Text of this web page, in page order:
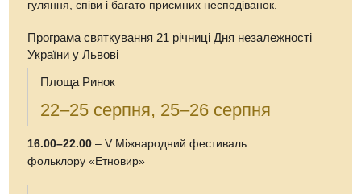
гуляння, співи і багато приємних несподіванок.
Програма святкування 21 річниці Дня незалежності
України у Львові
Площа Ринок
22–25 серпня, 25–26 серпня
16.00–22.00 – V Міжнародний фестиваль
фольклору «Етновир»